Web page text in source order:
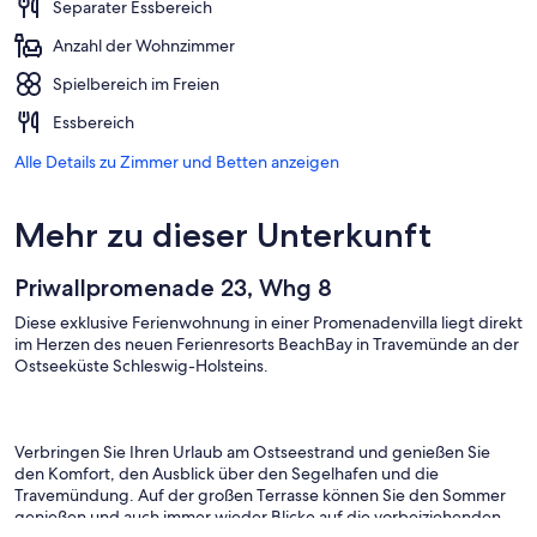
Separater Essbereich
Anzahl der Wohnzimmer
Spielbereich im Freien
Essbereich
Alle Details zu Zimmer und Betten anzeigen
Mehr zu dieser Unterkunft
Priwallpromenade 23, Whg 8
Diese exklusive Ferienwohnung in einer Promenadenvilla liegt direkt
im Herzen des neuen Ferienresorts BeachBay in Travemünde an der
Ostseeküste Schleswig-Holsteins.
Verbringen Sie Ihren Urlaub am Ostseestrand und genießen Sie
den Komfort, den Ausblick über den Segelhafen und die
Travemündung. Auf der großen Terrasse können Sie den Sommer
genießen und auch immer wieder Blicke auf die vorbeiziehenden